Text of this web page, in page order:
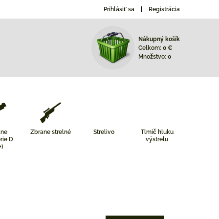
Prihlásiť sa Registrácia
Nákupný košík
Celkom: 0 €
Množstvo: 0
D
Zbrane strelné Strelivo
Tlmič hluku
výstrelu